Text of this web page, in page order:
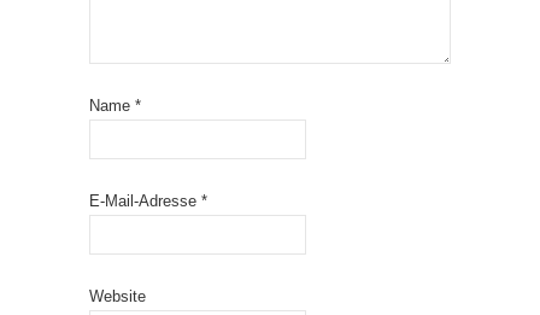
Name *
E-Mail-Adresse *
Website